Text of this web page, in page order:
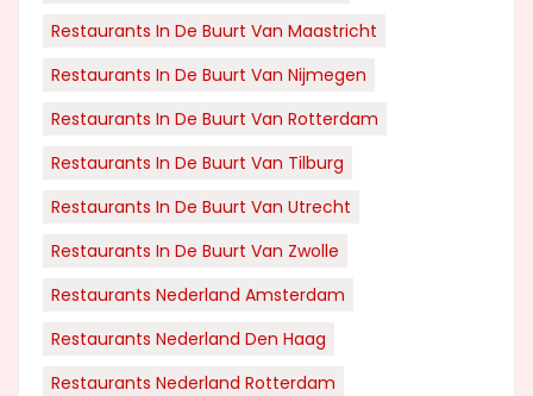
Restaurants In De Buurt Van Maastricht
Restaurants In De Buurt Van Nijmegen
Restaurants In De Buurt Van Rotterdam
Restaurants In De Buurt Van Tilburg
Restaurants In De Buurt Van Utrecht
Restaurants In De Buurt Van Zwolle
Restaurants Nederland Amsterdam
Restaurants Nederland Den Haag
Restaurants Nederland Rotterdam